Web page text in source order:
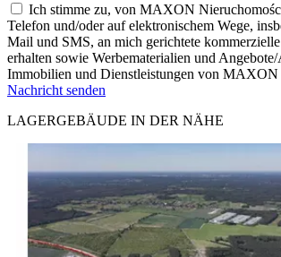
Ich stimme zu, von MAXON
Telefon und/oder auf elektronischem Wege,
Mail und SMS, an mich gerichtete
erhalten sowie Werbematerialien und
Immobilien und Dienstleistungen von MAXON
Nachricht senden
LAGERGEBÄUDE IN DER NÄHE